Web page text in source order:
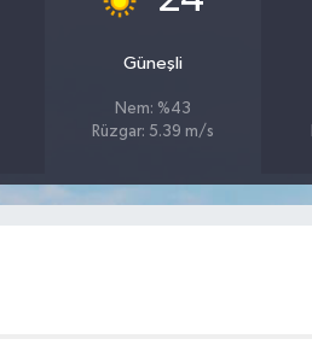
Güneşli
Nem: %43
Rüzgar: 5.39 m/s